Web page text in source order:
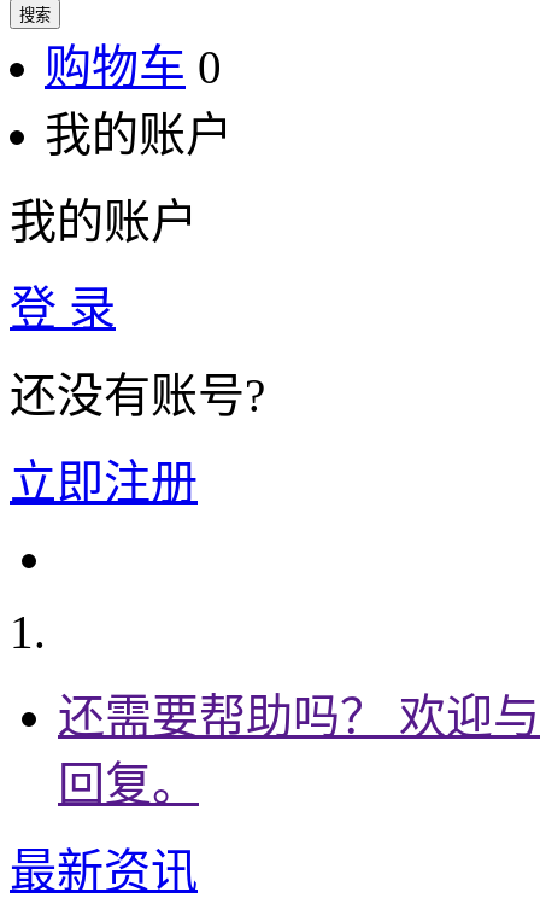
搜索
购物车 0
我的账户
我的账户
登 录
还没有账号?
立即注册
还需要帮助吗？ 欢迎
回复。
最新资讯